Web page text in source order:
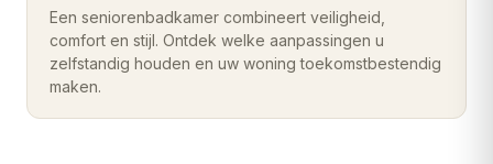
Een seniorenbadkamer combineert veiligheid,
comfort en stijl. Ontdek welke aanpassingen u
zelfstandig houden en uw woning toekomstbestendig
maken.